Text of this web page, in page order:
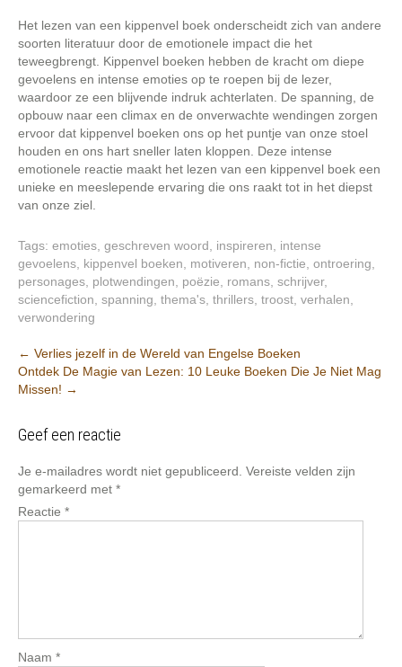
Het lezen van een kippenvel boek onderscheidt zich van andere
soorten literatuur door de emotionele impact die het
teweegbrengt. Kippenvel boeken hebben de kracht om diepe
gevoelens en intense emoties op te roepen bij de lezer,
waardoor ze een blijvende indruk achterlaten. De spanning, de
opbouw naar een climax en de onverwachte wendingen zorgen
ervoor dat kippenvel boeken ons op het puntje van onze stoel
houden en ons hart sneller laten kloppen. Deze intense
emotionele reactie maakt het lezen van een kippenvel boek een
unieke en meeslepende ervaring die ons raakt tot in het diepst
van onze ziel.
Tags: emoties geschreven woord inspireren
intense
gevoelens kippenvel boeken motiveren non-fictie ontroering
personages plotwendingen poëzie romans schrijver,
sciencefiction spanning thema's thrillers troost verhalen
verwondering
Post
navigation
← Verlies jezelf in de Wereld van Engelse Boeken
Ontdek De Magie van Lezen: 10 Leuke Boeken Die Je Niet Mag
Missen! →
Geef een reactie
Je e-mailadres wordt niet gepubliceerd. Vereiste velden zijn
gemarkeerd met *
Reactie *
Naam *